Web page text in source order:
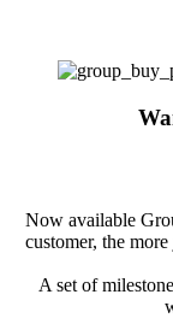
Now available
customer, the
A set of